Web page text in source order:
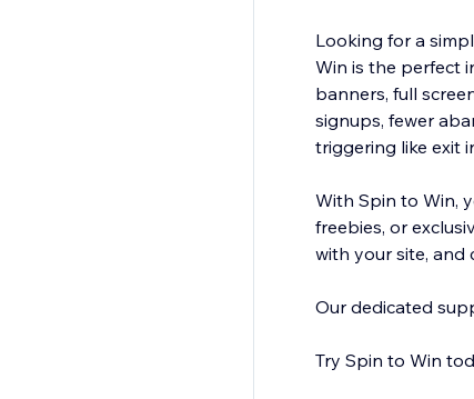
Looking for a
Win is the perfect
banners, full
signups, fewer
triggering like exit
With Spin to Win,
freebies, or
with your site, and
Our dedicated
Try Spin to Win